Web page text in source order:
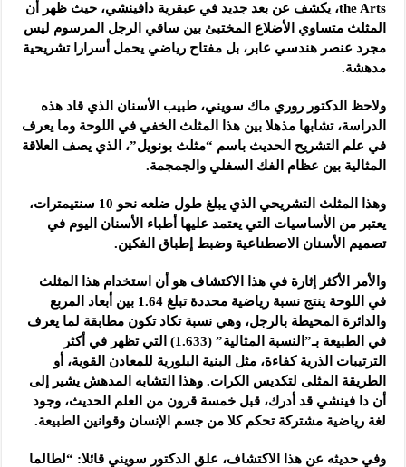
the Arts، يكشف عن بعد جديد في عبقرية دافينشي، حيث ظهر أن
المثلث متساوي الأضلاع المختبئ بين ساقي الرجل المرسوم ليس
مجرد عنصر هندسي عابر، بل مفتاح رياضي يحمل أسرارا تشريحية
مدهشة.
ولاحظ الدكتور روري ماك سويني، طبيب الأسنان الذي قاد هذه
الدراسة، تشابها مذهلا بين هذا المثلث الخفي في اللوحة وما يعرف
في علم التشريح الحديث باسم “مثلث بونويل”، الذي يصف العلاقة
المثالية بين عظام الفك السفلي والجمجمة.
وهذا المثلث التشريحي الذي يبلغ طول ضلعه نحو 10 سنتيمترات،
يعتبر من الأساسيات التي يعتمد عليها أطباء الأسنان اليوم في
تصميم الأسنان الاصطناعية وضبط إطباق الفكين.
والأمر الأكثر إثارة في هذا الاكتشاف هو أن استخدام هذا المثلث
في اللوحة ينتج نسبة رياضية محددة تبلغ 1.64 بين أبعاد المربع
والدائرة المحيطة بالرجل، وهي نسبة تكاد تكون مطابقة لما يعرف
في الطبيعة بـ”النسبة المثالية” (1.633) التي تظهر في أكثر
الترتيبات الذرية كفاءة، مثل البنية البلورية للمعادن القوية، أو
الطريقة المثلى لتكديس الكرات. وهذا التشابه المدهش يشير إلى
أن دا فينشي قد أدرك، قبل خمسة قرون من العلم الحديث، وجود
لغة رياضية مشتركة تحكم كلا من جسم الإنسان وقوانين الطبيعة.
وفي حديثه عن هذا الاكتشاف، علق الدكتور سويني قائلا: “لطالما